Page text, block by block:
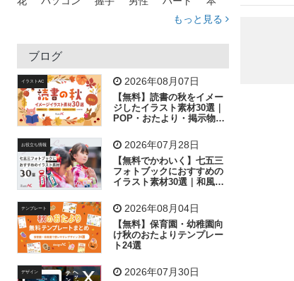
トラック 木
吹き出し
飛行機 グラフ ビル 魚 家族 書類
歩く 工場 会社 太陽 キラキラ
子供 作業員 葉 相談 ピクトグラム
もっと見る
ブログ
イラストAC 2026年08月07日
【無料】読書の秋をイメー
ジしたイラスト素材30選｜
POP・おたより・掲示物に
お役立ち情報 2026年07月28日
【無料でかわいく】七五三
フォトブックにおすすめの
イラスト素材30選｜和風の
テンプレート 2026年08月04日
【無料】保育園・幼稚園向
け秋のおたよりテンプレー
ト24選
デザイン 2026年07月30日